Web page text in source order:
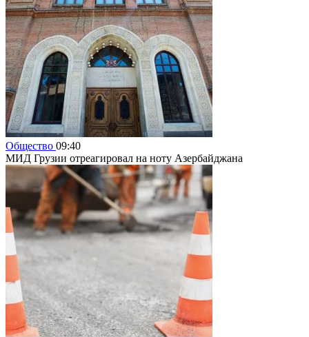
Общество 09:40
МИД Грузии отреагировал на ноту Азербайджана